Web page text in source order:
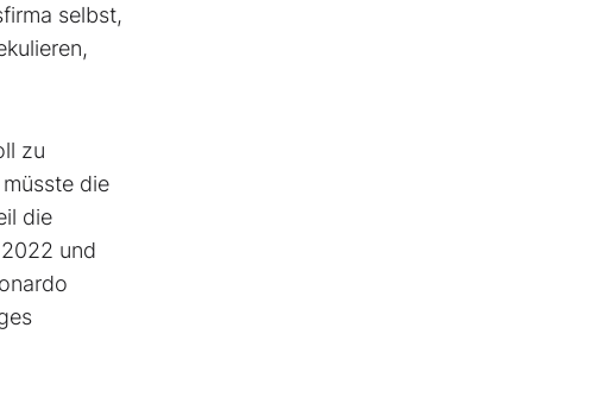
selbst,
zu
die
die
und